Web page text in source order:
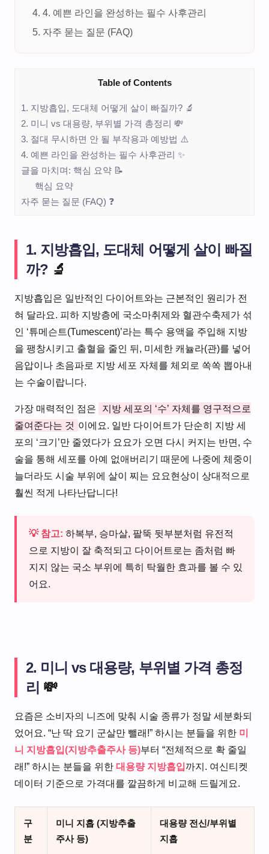
4. 예쁜 라인을 완성하는 필수 사후관리
자주 묻는 질문 (FAQ)
Table of Contents
1. 지방흡입, 도대체 어떻게 살이 빠질까? 🔬
2. 미니 vs 대용량, 부위별 가격 총정리 💸
3. 절대 무시하면 안 될 부작용과 예방법 ⚠️
4. 예쁜 라인을 완성하는 필수 사후관리 ✨
글을 마치며: 핵심 요약 📝
핵심 요약
자주 묻는 질문 (FAQ) ❓
1. 지방흡입, 도대체 어떻게 살이 빠질
까? 🔬
지방흡입은 일반적인 다이어트와는 근본적인 원리가 전
혀 달라요. 피하 지방층에 국소마취제와 혈관수축제가 섞
인 ‘튜메슨트(Tumescent)’라는 특수 용액을 주입해 지방
을 팽창시키고 출혈을 줄인 뒤, 미세한 캐뉼라(관)를 넣어
음압이나 초음파로 지방 세포 자체를 체외로 쏙쏙 뽑아내
는 수술이랍니다.
가장 매력적인 점은
지방 세포의 ‘수’ 자체를 영구적으로
줄여준다는 것 이에요. 일반 다이어트가 단순히 지방 세
포의 ‘크기’만 줄였다가 요요가 오면 다시 커지는 반면, 수
술을 통해 세포를 아예 없애버리기 때문에 나중에 체중이
늘더라도 시술 부위에 살이 찌는 요요현상이 상대적으로
훨씬 적게 나타난답니다!
💡 참고: 하복부, 승마살, 팔뚝 뒷부분처럼 유전적
으로 지방이 잘 축적되고 다이어트로는 좀처럼 빠
지지 않는 국소 부위에 특히 탁월한 효과를 볼 수 있
어요.
2. 미니 vs 대용량, 부위별 가격 총정
리 💸
요즘은 소비자의 니즈에 맞춰 시술 종류가 정말 세분화되
었어요. “난 딱 요기 군살만 뺄래!” 하시는 분들을 위한 미
니 지방흡입(지방추출주사 등)부터 “전체적으로 확 줄일
래!” 하시는 분들을 위한 대용량 지방흡입 까지. 여신티켓
데이터 기준으로 가격대를 깔끔하게 비교해 드릴게요.
구
분
미니 지흡 (지방추출
주사 등)
대용량 전신/부위별
지흡